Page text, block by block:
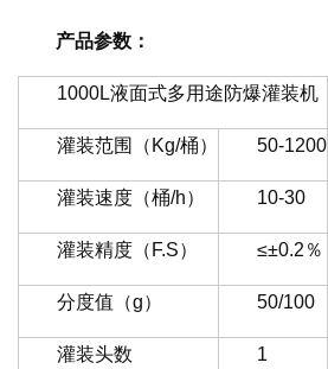
产品参数：
1000L液面式多用途防爆灌装机
灌装范围（Kg/桶） 50-1200
灌装速度（桶/h） 10-30
灌装精度（F.S） ≤±0.2％
分度值（g） 50/100
灌装头数 1